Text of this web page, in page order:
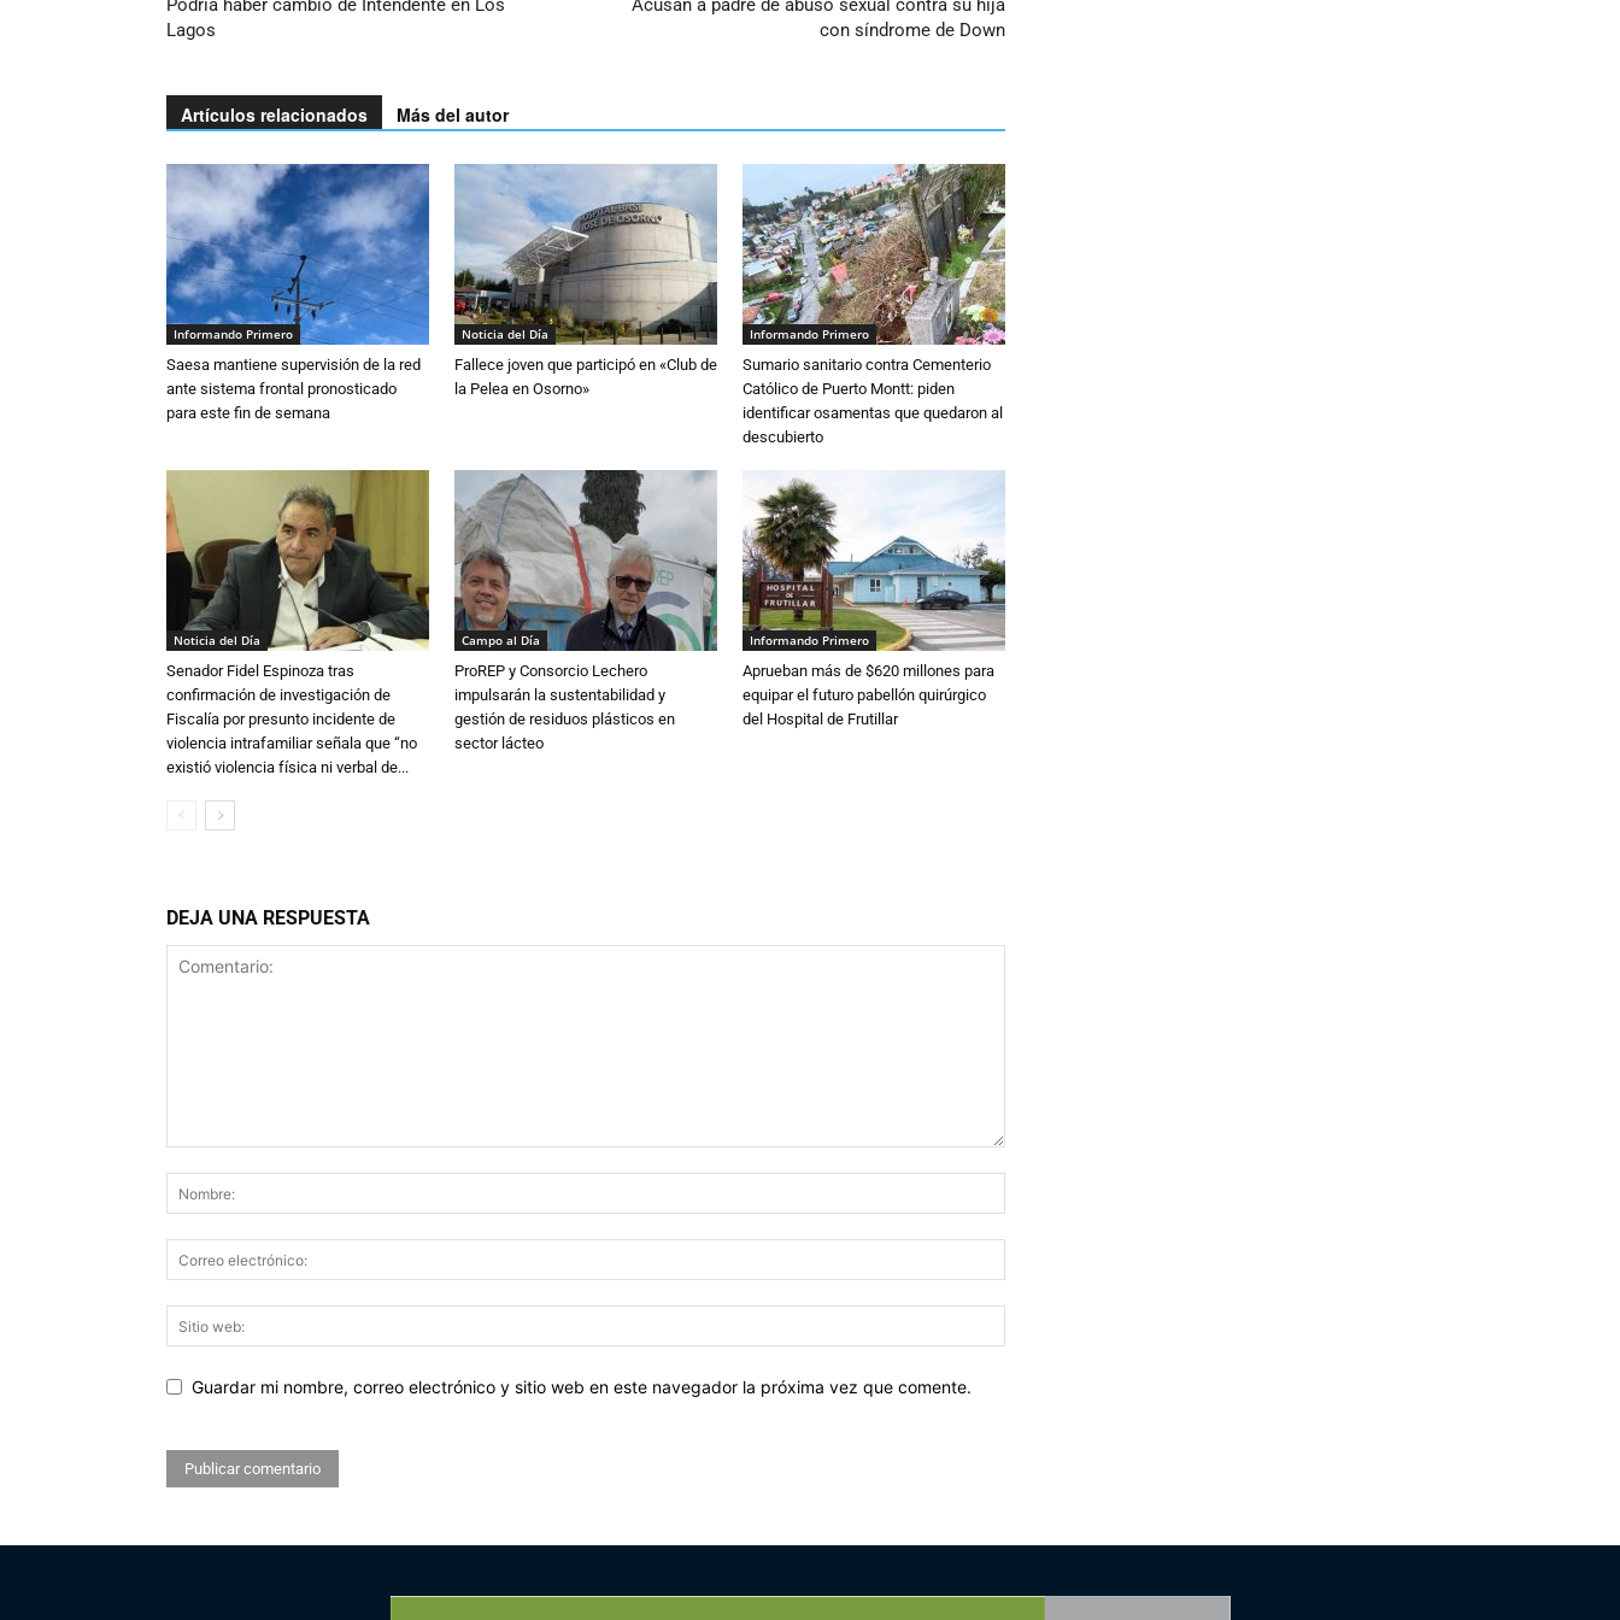
Podría haber cambio de Intendente en Los
Lagos
Acusan a padre de abuso sexual contra su hija
con síndrome de Down
Artículos relacionados Más del autor
Informando Primero
Saesa mantiene supervisión de la red
ante sistema frontal pronosticado
para este fin de semana
Noticia del Día
Fallece joven que participó en «Club de
la Pelea en Osorno»
Informando Primero
Sumario sanitario contra Cementerio
Católico de Puerto Montt: piden
identificar osamentas que quedaron al
descubierto
Noticia del Día
Senador Fidel Espinoza tras
confirmación de investigación de
Fiscalía por presunto incidente de
violencia intrafamiliar señala que “no
existió violencia física ni verbal de...
Campo al Día
ProREP y Consorcio Lechero
impulsarán la sustentabilidad y
gestión de residuos plásticos en
sector lácteo
Informando Primero
Aprueban más de $620 millones para
equipar el futuro pabellón quirúrgico
del Hospital de Frutillar
DEJA UNA RESPUESTA
Guardar mi nombre, correo electrónico y sitio web en este navegador la próxima vez que comente.